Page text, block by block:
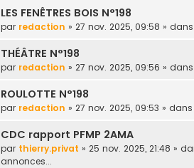
LES FENÊTRES BOIS N°198
par redaction » 27 nov. 2025, 09:58 » dans
THÉÂTRE N°198
par redaction » 27 nov. 2025, 09:56 » dans
ROULOTTE N°198
par redaction » 27 nov. 2025, 09:53 » dans
CDC rapport PFMP 2AMA
par thierry.privat » 25 nov. 2025, 21:48 »
annonces...